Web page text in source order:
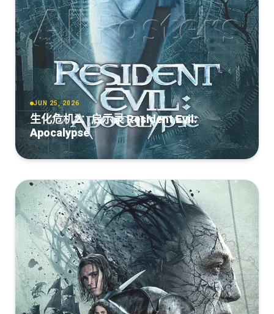
Spider-
Man.2002.Remastered.1080p.BluRay.Remux.TrueHD.5.1
[31.42GB] 复制 下载
Spider-
Man.2002.2160p.UHD.BluRay.x265.10bit.HDR.DDP5.1.Atmos-
RARBG
[7.44GB] 复制 下载
Spider-
Man.2002.4K.REMASTERED.720p.BluRay.DTS.x264-
PublicHD
[6.68GB] 复制 下载
Spider-Man.2002.2160p.BluRayRip.EAC3.5.1.HDR.x265-
[6.1GB] 复制 下载
Spider-Man (2002) 2160p H265 10 bit HDR ita eng AC3
5.1 sub ita eng-Licdom.mkv
[5.51GB] 复制 下载
JUN 25, 2026
生化危机2：启示录 Resident Evil:
Apocalypse